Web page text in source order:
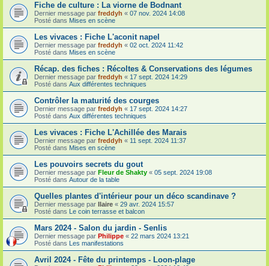
Fiche de culture : La viorne de Bodnant
Dernier message par freddyh « 07 nov. 2024 14:08
Posté dans Mises en scène
Les vivaces : Fiche L'aconit napel
Dernier message par freddyh « 02 oct. 2024 11:42
Posté dans Mises en scène
Récap. des fiches : Récoltes & Conservations des légumes
Dernier message par freddyh « 17 sept. 2024 14:29
Posté dans Aux différentes techniques
Contrôler la maturité des courges
Dernier message par freddyh « 17 sept. 2024 14:27
Posté dans Aux différentes techniques
Les vivaces : Fiche L'Achillée des Marais
Dernier message par freddyh « 11 sept. 2024 11:37
Posté dans Mises en scène
Les pouvoirs secrets du gout
Dernier message par Fleur de Shakty « 05 sept. 2024 19:08
Posté dans Autour de la table
Quelles plantes d'intérieur pour un déco scandinave ?
Dernier message par Ilaire « 29 avr. 2024 15:57
Posté dans Le coin terrasse et balcon
Mars 2024 - Salon du jardin - Senlis
Dernier message par Philippe « 22 mars 2024 13:21
Posté dans Les manifestations
Avril 2024 - Fête du printemps - Loon-plage